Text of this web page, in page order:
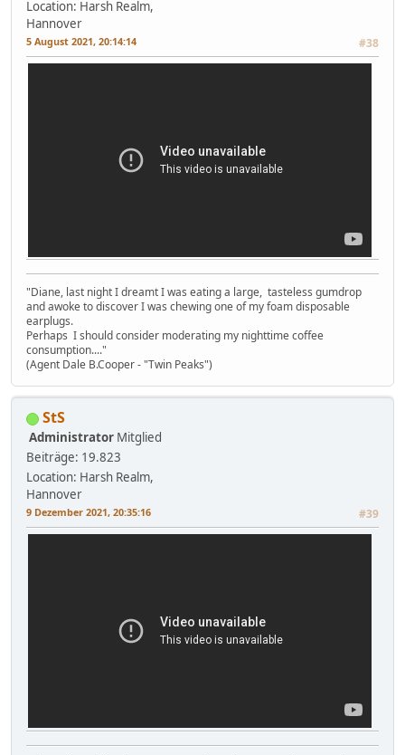
Location: Harsh Realm,
Hannover
5 August 2021, 20:14:14 #38
"Diane, last night I dreamt I was eating a large, tasteless gumdrop
and awoke to discover I was chewing one of my foam disposable
earplugs.
Perhaps I should consider moderating my nighttime coffee
consumption...."
(Agent Dale B.Cooper - "Twin Peaks")
StS
Administrator Mitglied
Beiträge: 19.823
Location: Harsh Realm,
Hannover
9 Dezember 2021, 20:35:16 #39